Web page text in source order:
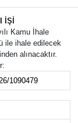
İŞİ
Kamu İhale
ile ihale edilecek
alınacaktır.
1090479